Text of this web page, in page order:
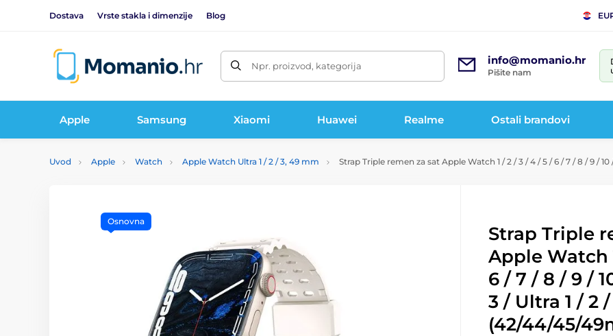
Dostava Vrste stakla i dimenzije Blog
Npr. proizvod, kategorija info@momanio.hr
Pišite nam
Apple Samsung Xiaomi Huawei Realme Ostali brandovi
Uvod Apple Watch Apple Watch Ultra 1 / 2 / 3, 49 mm Strap Triple remen za sat Apple Watch 1 / 2 / 3 / 4 / 5 / 6 / 7 / 8 / 9 / 10
Osnovna
Strap Triple
Apple Watch
6 / 7 / 8 / 9 /
3 / Ultra 1 / 2 /
(42/44/45/